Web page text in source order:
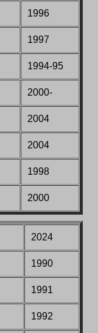
1996
1997
1994-95
2000-
2004
2004
1998
2000
2024
1990
1991
1992